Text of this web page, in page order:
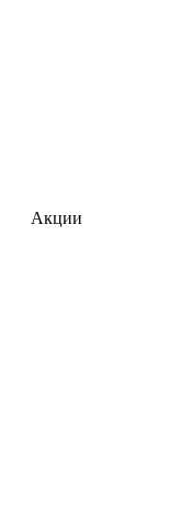
Акции